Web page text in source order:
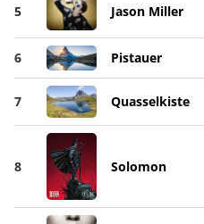
5 Jason Miller
6 Pistauer
7 Quasselkiste
8 Solomon